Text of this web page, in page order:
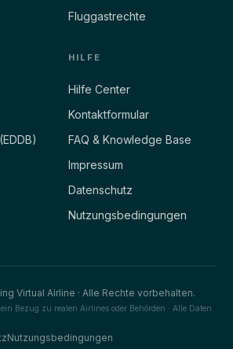
Fluggastrechte
HILFE
Hilfe Center
Kontaktformular
FAQ & Knowledge Base
Impressum
Datenschutz
Nutzungsbedingungen
Virtual Airline · Alle Rechte vorbehalten.
Bezug zu realen Airlines oder Behörden · Alle Daten
Nutzungsbedingungen